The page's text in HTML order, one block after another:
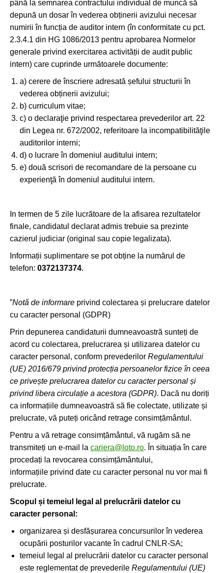
până la semnarea contractului individual de muncă să
depună un dosar în vederea obținerii avizului necesar
numirii în funcția de auditor intern (în conformitate cu pct.
2.3.4.1 din HG 1086/2013 pentru aprobarea Normelor
generale privind exercitarea activității de audit public
intern) care cuprinde următoarele documente:
a) cerere de înscriere adresată șefului structurii în
vederea obținerii avizului;
b) curriculum vitae;
c) o declaraţie privind respectarea prevederilor art. 22
din Legea nr. 672/2002, referitoare la incompatibilităţile
auditorilor interni;
d) o lucrare în domeniul auditului intern;
e) două scrisori de recomandare de la persoane cu
experienţă în domeniul auditului intern.
In termen de 5 zile lucrătoare de la afisarea rezultatelor
finale, candidatul declarat admis trebuie sa prezinte
cazierul judiciar (original sau copie legalizata).
Informații suplimentare se pot obține la numărul de
telefon: 0372137374.
”Notă de informare privind colectarea și prelucrare datelor
cu caracter personal (GDPR)
Prin depunerea candidaturii dumneavoastră sunteți de
acord cu colectarea, prelucrarea și utilizarea datelor cu
caracter personal, conform prevederilor Regulamentului
(UE) 2016/679 privind protecția persoanelor fizice în ceea
ce privește prelucrarea datelor cu caracter personal și
privind libera circulație a acestora (GDPR). Dacă nu doriți
ca informațiile dumneavoastră să fie colectate, utilizate și
prelucrate, vă puteți oricând retrage consimțământul.
Pentru a vă retrage consimțământul, vă rugăm să ne
transmiteți un e-mail la cariera@loto.ro. În situația în care
procedați la revocarea consimțământului,
informațiile privind date cu caracter personal nu vor mai fi
prelucrate.
Scopul și temeiul legal al prelucrării datelor cu
caracter personal:
organizarea și desfășurarea concursurilor în vederea
ocupării posturilor vacante în cadrul CNLR-SA;
temeiul legal al prelucrării datelor cu caracter personal
este reglementat de prevederile Regulamentului (UE)